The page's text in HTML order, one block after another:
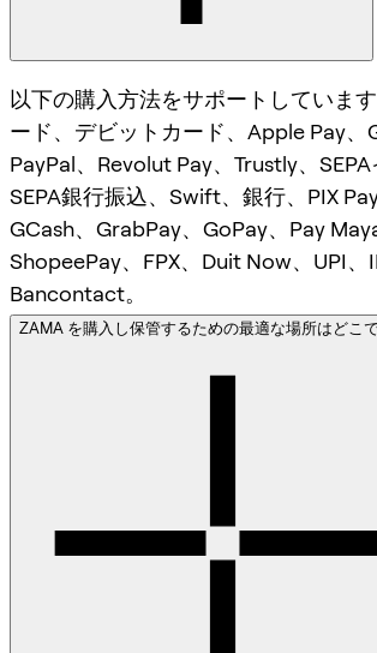
以下の購入方法をサポートしていま
ード、デビットカード、Apple Pay、
PayPal、Revolut Pay、Trustly、SEPA
SEPA銀行振込、Swift、銀行、PIX Pay
GCash、GrabPay、GoPay、Pay Maya
ShopeePay、FPX、Duit Now、UPI、
Bancontact。
ZAMA を購入し保管するための最適な場所はどこ